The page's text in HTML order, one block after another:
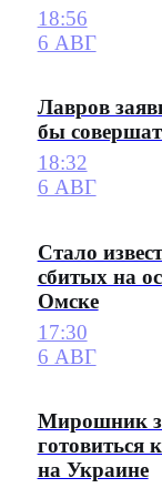
18:56
6 АВГ
Лавров
бы
18:32
6 АВГ
Стало
сбитых на
Омске
17:30
6 АВГ
Мирошник
готовиться
на Украине